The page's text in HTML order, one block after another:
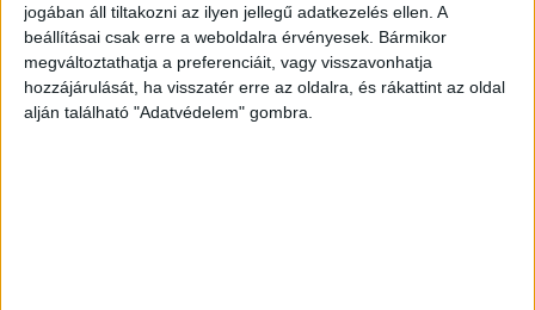
jogában áll tiltakozni az ilyen jellegű adatkezelés ellen. A
beállításai csak erre a weboldalra érvényesek. Bármikor
megváltoztathatja a preferenciáit, vagy visszavonhatja
hozzájárulását, ha visszatér erre az oldalra, és rákattint az oldal
alján található "Adatvédelem" gombra.
A Beta Film a Hunyadi című sorozat torontói
filmfesztiválon történő bemutatója előtt jelentette be,
hogy a széria kanadai közvetítési jogait a CBC vásárolta
meg....